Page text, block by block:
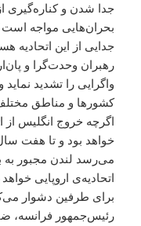
جدا شدن و کناره‌گیری از
بحران‌هایی مواجه
جدایی از این اتحادیه
رهبران وحدت‌گرا و
واگرایی را تشدید
کشورها و مناطق مختلف
اگرچه خروج انگلیس از
خواهد بود و تا هفت
می‌رسد لندن مجبور به
اتحادیه‌ی اروپایی
برای طرفین دشوار
رئیس‌جمهور فرانسه،